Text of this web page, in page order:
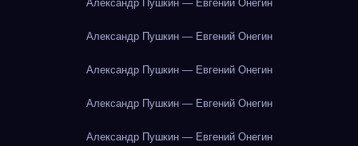
Александр Пушкин — Евгений Онегин
Александр Пушкин — Евгений Онегин
Александр Пушкин — Евгений Онегин
Александр Пушкин — Евгений Онегин
Александр Пушкин — Евгений Онегин